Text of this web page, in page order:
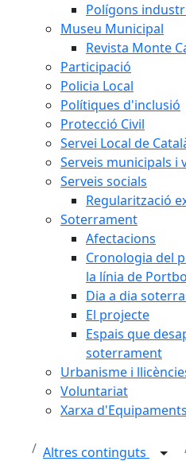
Polígons
Museu Municipal
Revista Monte
Participació
Policia Local
Polítiques d'inclusió
Protecció Civil
Servei Local de
Serveis municipals i
Serveis socials
Regularització
Soterrament
Afectacions
Cronologia del
la línia de
Dia a dia
El projecte
Espais que
soterrament
Urbanisme i
Voluntariat
Xarxa d'Equipaments
Altres continguts